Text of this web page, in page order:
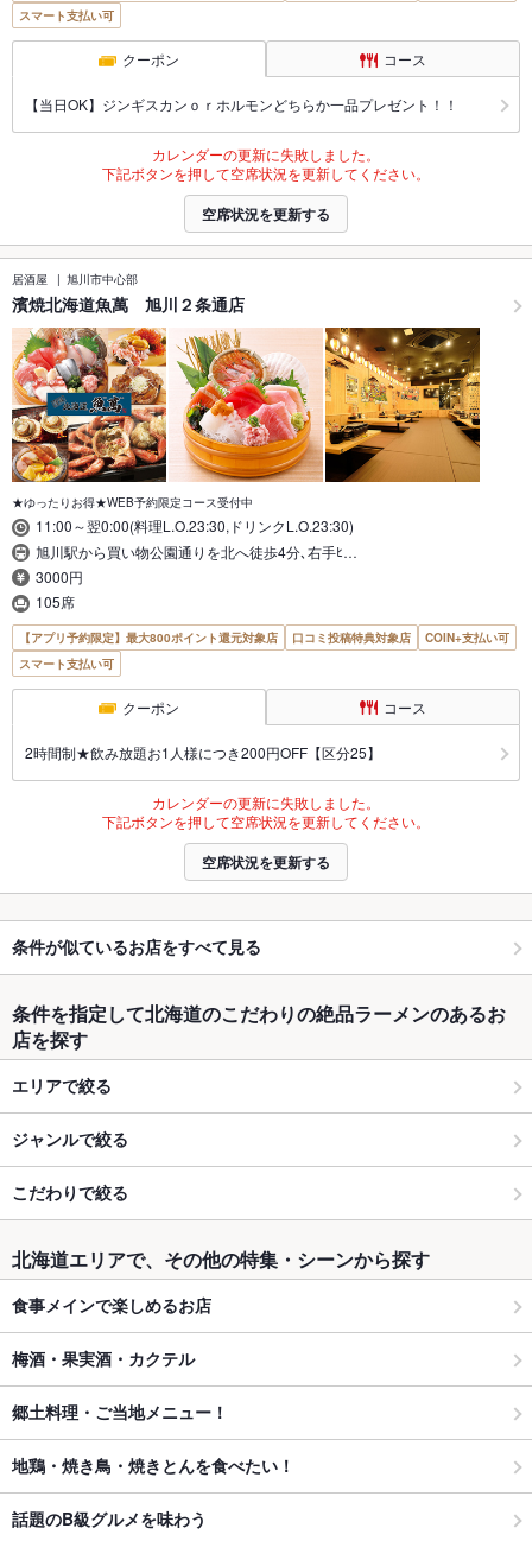
スマート支払い可
クーポン コース
【当日OK】ジンギスカンｏｒホルモンどちらか一品プレゼント！！
カレンダーの更新に失敗しました。
下記ボタンを押して空席状況を更新してください。
空席状況を更新する
居酒屋 旭川市中心部
濱焼北海道魚萬 旭川２条通店
★ゆったりお得★WEB予約限定コース受付中
11:00～翌0:00(料理L.O.23:30,ドリンクL.O.23:30)
旭川駅から買い物公園通りを北へ徒歩4分､右手ﾋ…
3000円
105席
【アプリ予約限定】最大800ポイント還元対象店 口コミ投稿特典対象店
COIN+支払い可
スマート支払い可
クーポン コース
2時間制★飲み放題お1人様につき200円OFF【区分25】
カレンダーの更新に失敗しました。
下記ボタンを押して空席状況を更新してください。
空席状況を更新する
条件が似ているお店をすべて見る
条件を指定して北海道のこだわりの絶品ラーメンのあるお
店を探す
エリアで絞る
ジャンルで絞る
こだわりで絞る
北海道エリアで、その他の特集・シーンから探す
食事メインで楽しめるお店
梅酒・果実酒・カクテル
郷土料理・ご当地メニュー！
地鶏・焼き鳥・焼きとんを食べたい！
話題のB級グルメを味わう